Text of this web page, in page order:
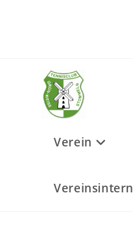
Verein
Vereinsintern